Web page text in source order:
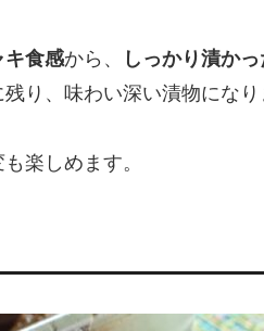
キ食感から、 しっかり漬か
り、味わい深い漬物になり
楽しめます。